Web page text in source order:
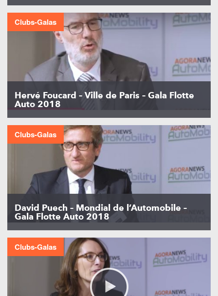
Clubs-Galas
Hervé Foucard – Ville de Paris – Gala Flotte
Auto 2018
Clubs-Galas
David Puech – Mondial de l’Automobile –
Gala Flotte Auto 2018
Clubs-Galas